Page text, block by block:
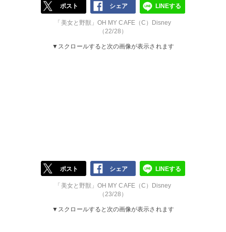
ポスト シェア LINEする
「美女と野獣」OH MY CAFE（C）Disney
（22/28）
▼スクロールすると次の画像が表示されます
ポスト シェア LINEする
「美女と野獣」OH MY CAFE（C）Disney
（23/28）
▼スクロールすると次の画像が表示されます